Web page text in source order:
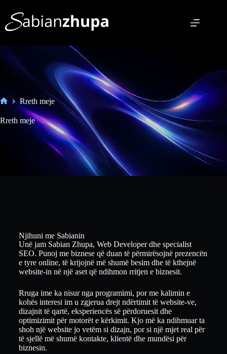
Rreth meje
Rreth meje
Njihuni me Sabianin
Unë jam Sabian Zhupa, Web Developer dhe specialist
SEO. Punoj me biznese që duan të përmirësojnë prezencën
e tyre online, të krijojnë më shumë besim dhe të kthejnë
website-in në një aset që ndihmon rritjen e biznesit.
Rruga ime ka nisur nga programimi, por me kalimin e
kohës interesi im u zgjerua drejt ndërtimit të website-ve,
dizajnit të qartë, eksperiencës së përdoruesit dhe
optimizimit për motorët e kërkimit. Kjo më ka ndihmuar ta
shoh një website jo vetëm si dizajn, por si një mjet real për
të sjellë më shumë kontakte, klientë dhe mundësi për
biznesin.